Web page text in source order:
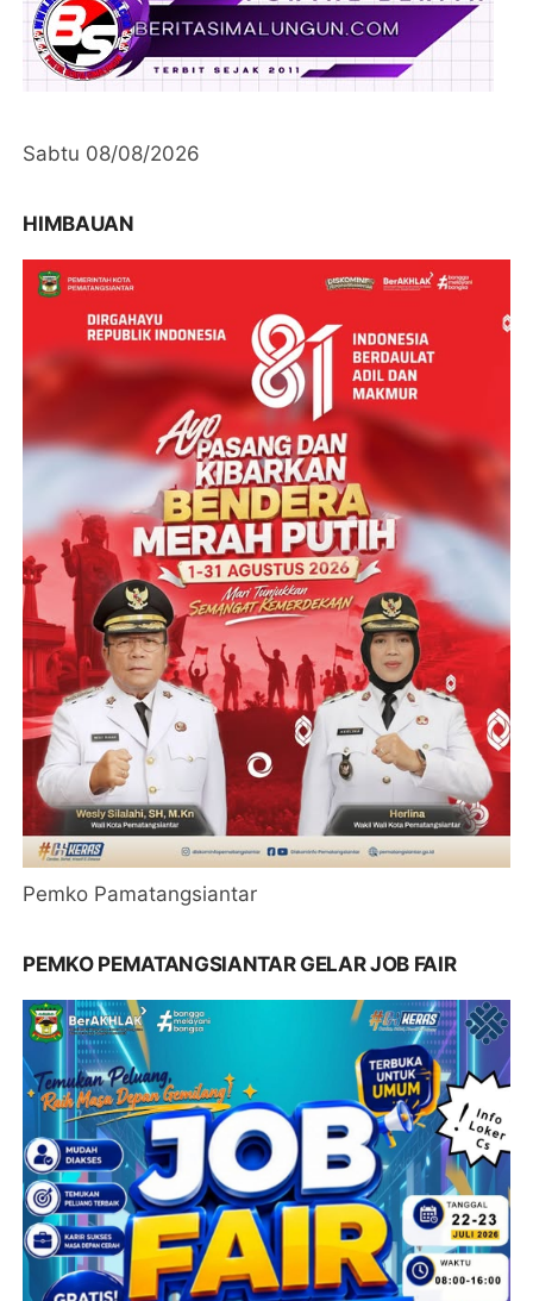
Sabtu 08/08/2026
HIMBAUAN
Pemko Pamatangsiantar
PEMKO PEMATANGSIANTAR GELAR JOB FAIR